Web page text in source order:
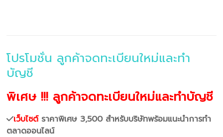
โปรโมชั่น ลูกค้าจดทะเบียนใหม่และทำ
บัญชี
พิเศษ !!! ลูกค้าจดทะเบียนใหม่และทำบัญชี
เว็บไซต์ราคาพิเศษ 3,500 สำหรับบริษัทพร้อมแนะนำการทำ
ตลาดออนไลน์